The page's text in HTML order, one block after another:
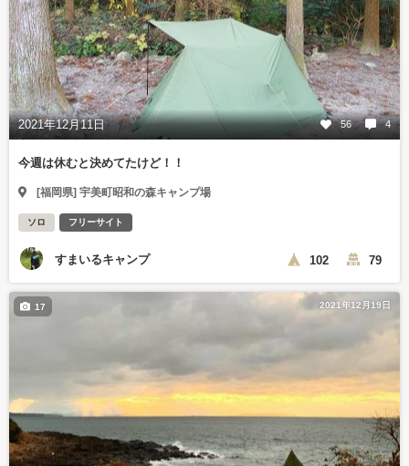
2021年12月11日 56 4
今週は休むと決めてたけど！！
[福岡県] 宇美町昭和の森キャンプ場
ソロ フリーサイト
すまいるキャンプ 102 79
2021年12月19日
17